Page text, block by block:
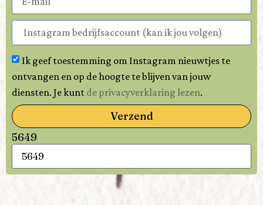
Ik geef toestemming om Instagram nieuwtjes te
ontvangen en op de hoogte te blijven van jouw
diensten. Je kunt de privacyverklaring lezen.
Verzend
5649